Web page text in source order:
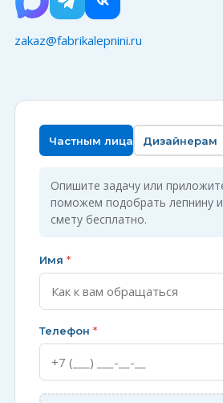
zakaz@fabrikalepnini.ru
Частным лицам Дизайнерам
Опишите задачу или
поможем подобрать лепнину
смету бесплатно.
Имя *
Телефон *